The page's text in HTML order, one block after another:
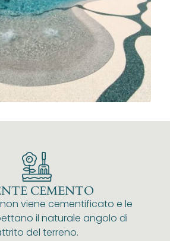
CEMENTO
viene cementificato e le
il naturale angolo di
del terreno.